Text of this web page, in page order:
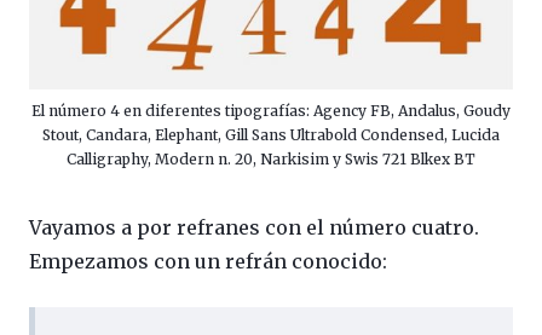
El número 4 en diferentes tipografías: Agency FB, Andalus, Goudy
Stout, Candara, Elephant, Gill Sans Ultrabold Condensed, Lucida
Calligraphy, Modern n. 20, Narkisim y Swis 721 Blkex BT
Vayamos a por refranes con el número cuatro.
Empezamos con un refrán conocido: